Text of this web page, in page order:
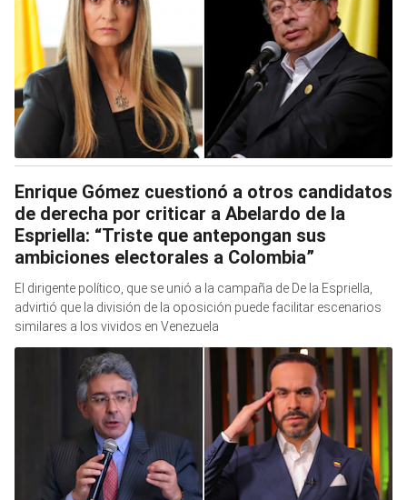
Enrique Gómez cuestionó a otros candidatos
de derecha por criticar a Abelardo de la
Espriella: “Triste que antepongan sus
ambiciones electorales a Colombia”
El dirigente político, que se unió a la campaña de De la Espriella,
advirtió que la división de la oposición puede facilitar escenarios
similares a los vividos en Venezuela